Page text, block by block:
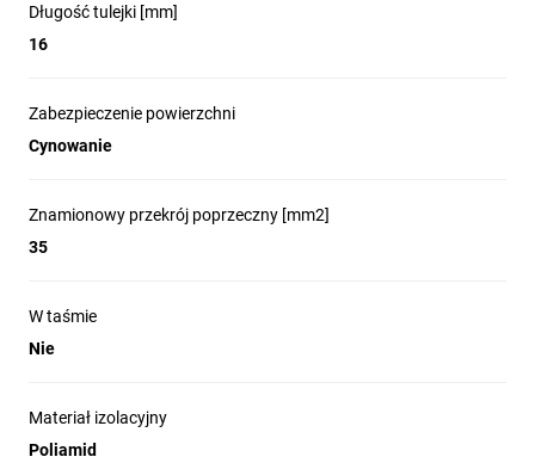
Długość tulejki [mm]
16
Zabezpieczenie powierzchni
Cynowanie
Znamionowy przekrój poprzeczny [mm2]
35
W taśmie
Nie
Materiał izolacyjny
Poliamid